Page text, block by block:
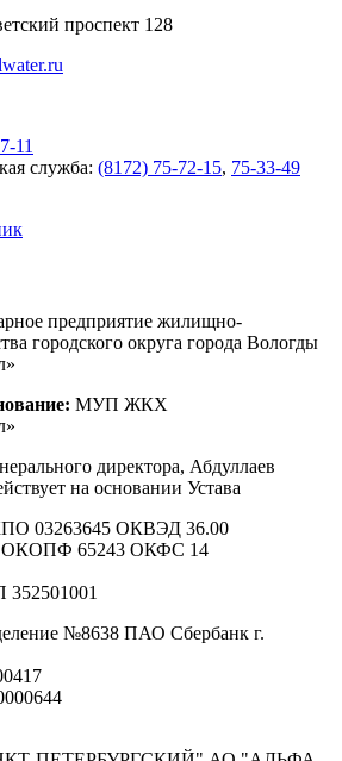
проспект 128
11
служба: (8172) 75-72-15, 75-33-49
предприятие жилищно-
городского округа города Вологды
МУП ЖКХ
директора, Абдуллаев
на основании Устава
03263645 ОКВЭД 36.00
ОКОПФ 65243 ОКФС 14
№8638 ПАО Сбербанк г.